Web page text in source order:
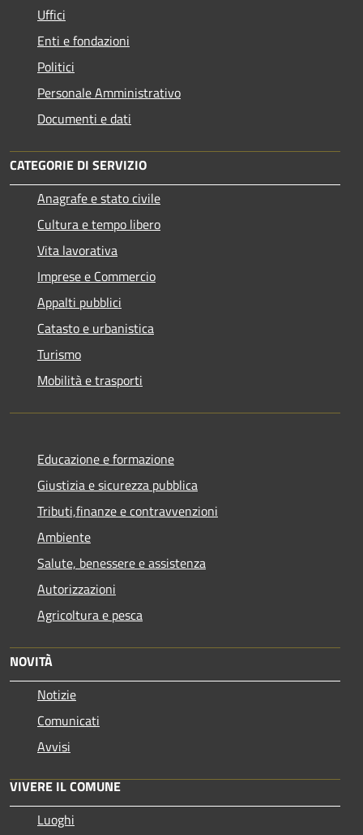
Uffici
Enti e fondazioni
Politici
Personale Amministrativo
Documenti e dati
CATEGORIE DI SERVIZIO
Anagrafe e stato civile
Cultura e tempo libero
Vita lavorativa
Imprese e Commercio
Appalti pubblici
Catasto e urbanistica
Turismo
Mobilità e trasporti
Educazione e formazione
Giustizia e sicurezza pubblica
Tributi,finanze e contravvenzioni
Ambiente
Salute, benessere e assistenza
Autorizzazioni
Agricoltura e pesca
NOVITÀ
Notizie
Comunicati
Avvisi
VIVERE IL COMUNE
Luoghi